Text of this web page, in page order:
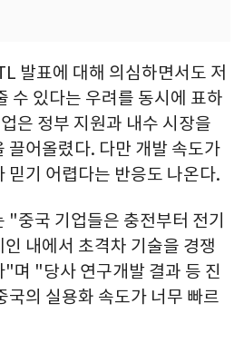
발표에 대해 의심하면서도 저
수 있다는 우려를 동시에 표하
은 정부 지원과 내수 시장을
끌어올렸다. 다만 개발 속도가
믿기 어렵다는 반응도 나온다.
"중국 기업들은 충전부터 전기
내에서 초격차 기술을 경쟁
며 "당사 연구개발 결과 등 진
국의 실용화 속도가 너무 빠르